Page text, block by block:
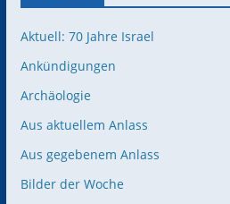
Aktuell: 70 Jahre Israel
Ankündigungen
Archäologie
Aus aktuellem Anlass
Aus gegebenem Anlass
Bilder der Woche